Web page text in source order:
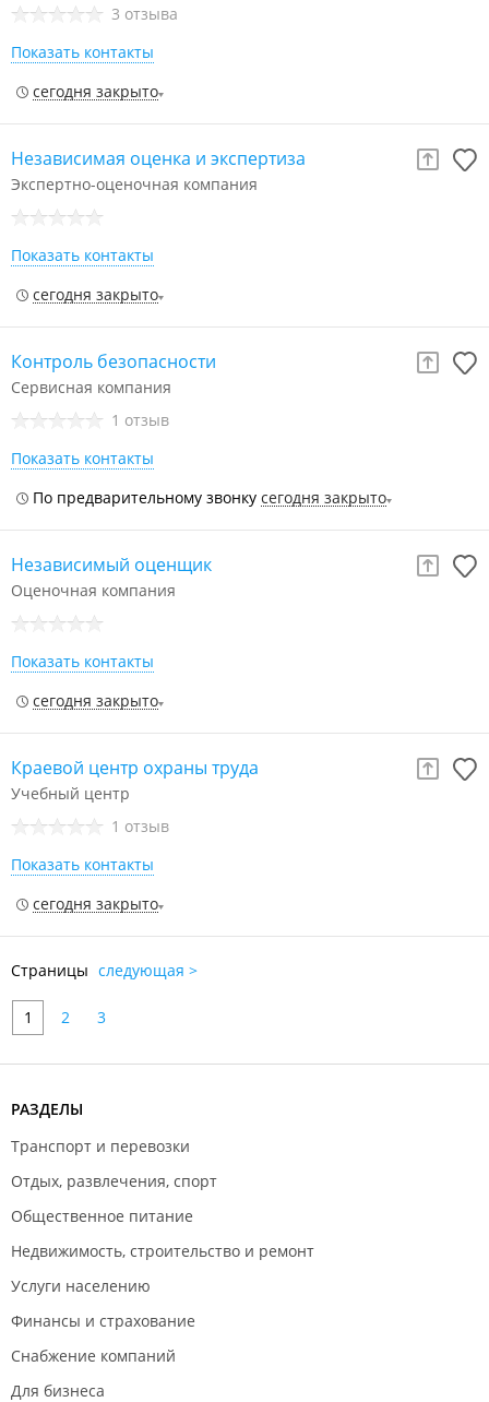
3 отзыва
Показать контакты
сегодня закрыто
Независимая оценка и экспертиза
Экспертно-оценочная компания
Показать контакты
сегодня закрыто
Контроль безопасности
Сервисная компания
1 отзыв
Показать контакты
По предварительному звонку сегодня закрыто
Независимый оценщик
Оценочная компания
Показать контакты
сегодня закрыто
Краевой центр охраны труда
Учебный центр
1 отзыв
Показать контакты
сегодня закрыто
Страницы следующая >
1 2 3
РАЗДЕЛЫ
Транспорт и перевозки
Отдых, развлечения, спорт
Общественное питание
Недвижимость, строительство и ремонт
Услуги населению
Финансы и страхование
Снабжение компаний
Для бизнеса